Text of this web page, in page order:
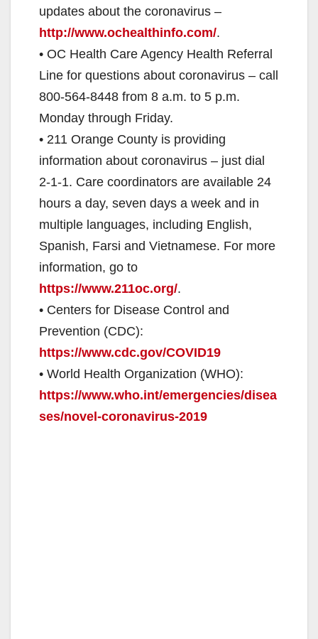
updates about the coronavirus –
http://www.ochealthinfo.com/.
• OC Health Care Agency Health Referral
Line for questions about coronavirus – call
800-564-8448 from 8 a.m. to 5 p.m.
Monday through Friday.
• 211 Orange County is providing
information about coronavirus – just dial
2-1-1. Care coordinators are available 24
hours a day, seven days a week and in
multiple languages, including English,
Spanish, Farsi and Vietnamese. For more
information, go to
https://www.211oc.org/.
• Centers for Disease Control and
Prevention (CDC):
https://www.cdc.gov/COVID19
• World Health Organization (WHO):
https://www.who.int/emergencies/disea
ses/novel-coronavirus-2019